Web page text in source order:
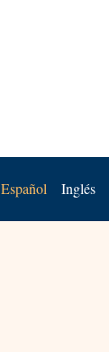
Español Inglés